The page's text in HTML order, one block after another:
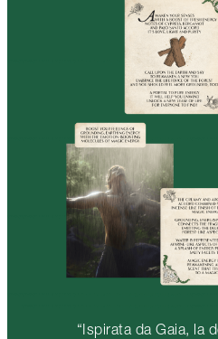
“Ispirata da Gaia, la